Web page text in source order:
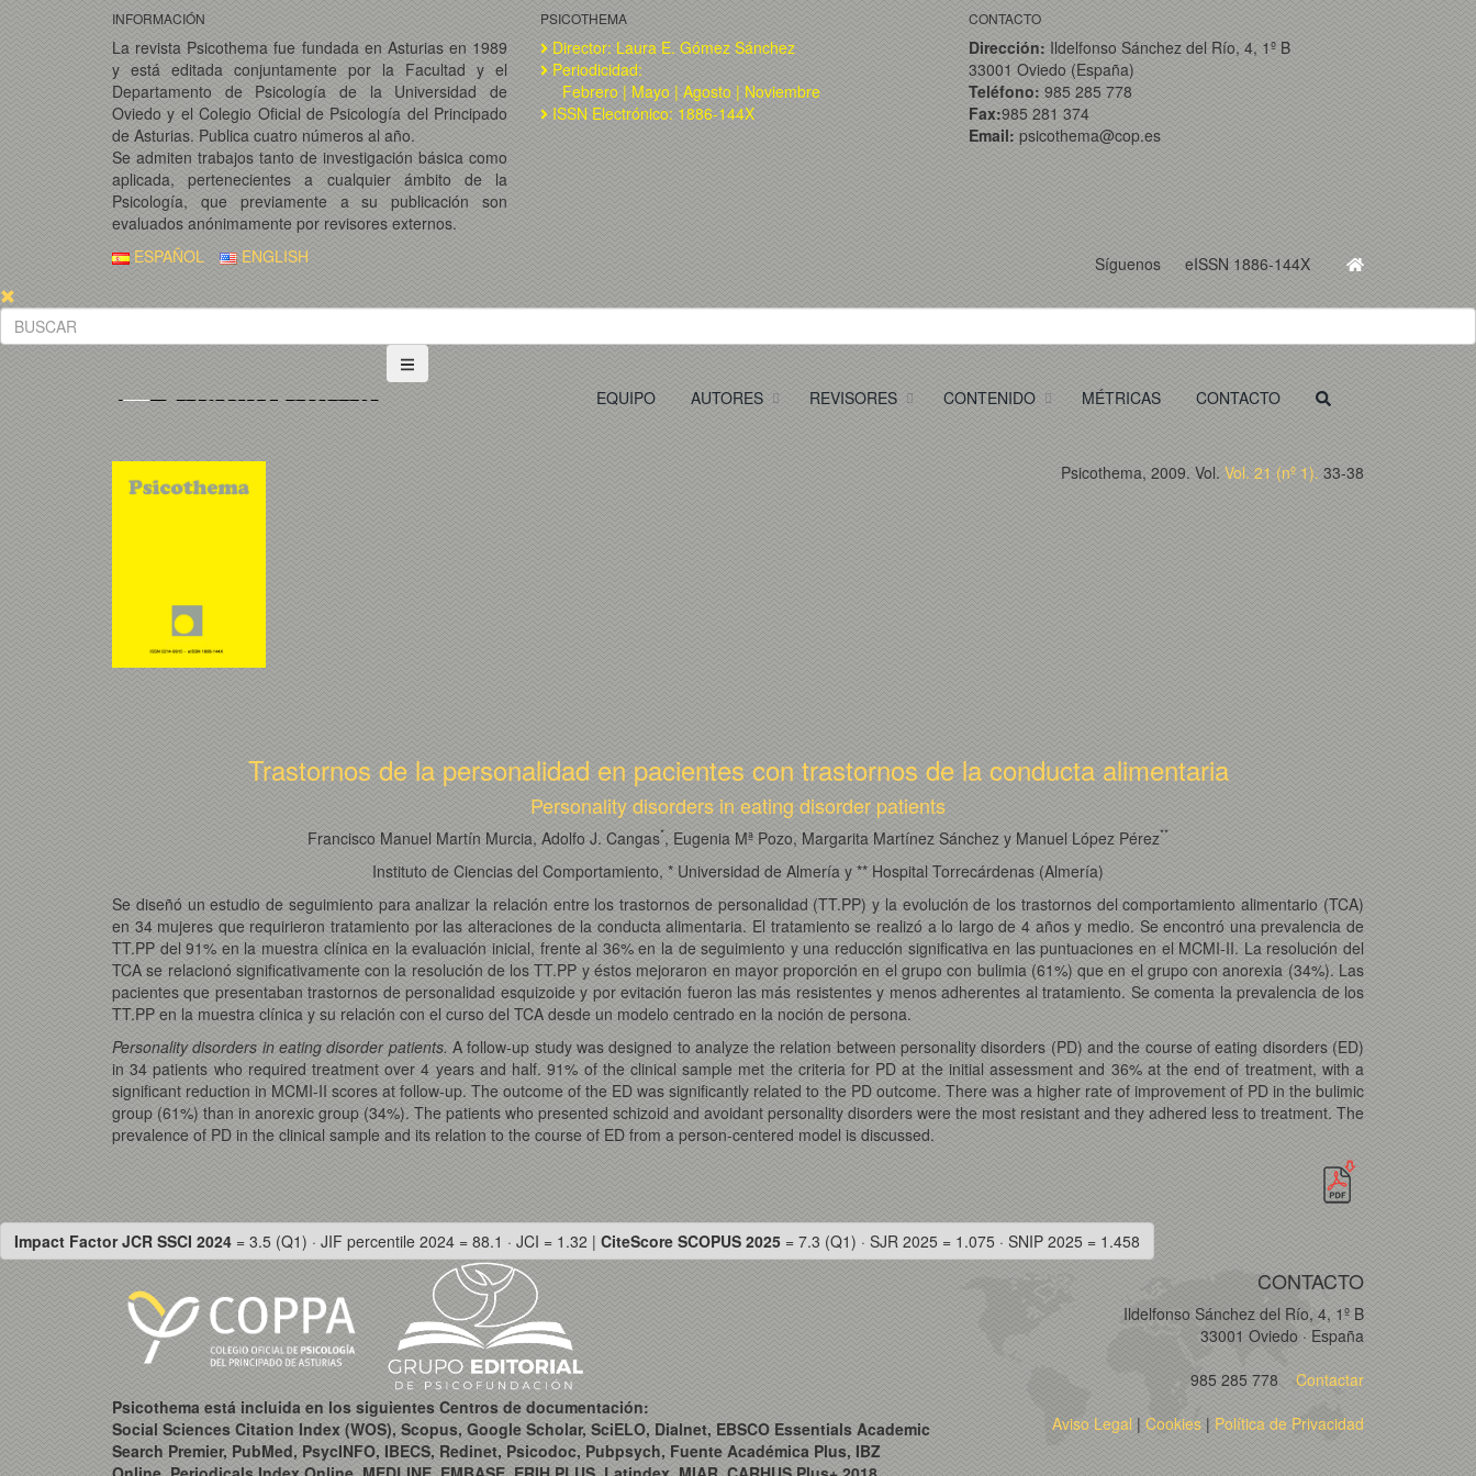
INFORMACIÓN
La revista Psicothema fue fundada en Asturias en 1989
y está editada conjuntamente por la Facultad y el
Departamento de Psicología de la Universidad de
Oviedo y el Colegio Oficial de Psicología del Principado
de Asturias. Publica cuatro números al año.
Se admiten trabajos tanto de investigación básica como
aplicada, pertenecientes a cualquier ámbito de la
Psicología, que previamente a su publicación son
evaluados anónimamente por revisores externos.
PSICOTHEMA
Director: Laura E. Gómez Sánchez
Periodicidad:
Febrero | Mayo | Agosto | Noviembre
ISSN Electrónico: 1886-144X
CONTACTO
Dirección: Ildelfonso Sánchez del Río, 4, 1º B
33001 Oviedo (España)
Teléfono: 985 285 778
Fax:985 281 374
Email: psicothema@cop.es
Síguenos eISSN 1886-144X
ESPAÑOL ENGLISH
EQUIPO AUTORES REVISORES CONTENIDO MÉTRICAS CONTACTO
Psicothema, 2009. Vol. Vol. 21 (nº 1). 33-38
Trastornos de la personalidad en pacientes con trastornos de la conducta alimentaria
Personality disorders in eating disorder patients
Francisco Manuel Martín Murcia, Adolfo J. Cangas*, Eugenia Mª Pozo, Margarita Martínez Sánchez y Manuel López Pérez**
Instituto de Ciencias del Comportamiento, * Universidad de Almería y ** Hospital Torrecárdenas (Almería)
Se diseñó un estudio de seguimiento para analizar la relación entre los trastornos de personalidad (TT.PP) y la evolución de los trastornos del comportamiento alimentario (TCA)
en 34 mujeres que requirieron tratamiento por las alteraciones de la conducta alimentaria. El tratamiento se realizó a lo largo de 4 años y medio. Se encontró una prevalencia de
TT.PP del 91% en la muestra clínica en la evaluación inicial, frente al 36% en la de seguimiento y una reducción significativa en las puntuaciones en el MCMI-II. La resolución del
TCA se relacionó significativamente con la resolución de los TT.PP y éstos mejoraron en mayor proporción en el grupo con bulimia (61%) que en el grupo con anorexia (34%). Las
pacientes que presentaban trastornos de personalidad esquizoide y por evitación fueron las más resistentes y menos adherentes al tratamiento. Se comenta la prevalencia de los
TT.PP en la muestra clínica y su relación con el curso del TCA desde un modelo centrado en la noción de persona.
Personality disorders in eating disorder patients. A follow-up study was designed to analyze the relation between personality disorders (PD) and the course of eating disorders (ED)
in 34 patients who required treatment over 4 years and half. 91% of the clinical sample met the criteria for PD at the initial assessment and 36% at the end of treatment, with a
significant reduction in MCMI-II scores at follow-up. The outcome of the ED was significantly related to the PD outcome. There was a higher rate of improvement of PD in the bulimic
group (61%) than in anorexic group (34%). The patients who presented schizoid and avoidant personality disorders were the most resistant and they adhered less to treatment. The
prevalence of PD in the clinical sample and its relation to the course of ED from a person-centered model is discussed.
Impact Factor JCR SSCI 2024 = 3.5 (Q1) · JIF percentile 2024 = 88.1 · JCI = 1.32 | CiteScore SCOPUS 2025 = 7.3 (Q1) · SJR 2025 = 1.075 · SNIP 2025 = 1.458
Psicothema está incluida en los siguientes Centros de documentación:
Social Sciences Citation Index (WOS), Scopus, Google Scholar, SciELO, Dialnet, EBSCO Essentials Academic
Search Premier, PubMed, PsycINFO, IBECS, Redinet, Psicodoc, Pubpsych, Fuente Académica Plus, IBZ
CONTACTO
Ildelfonso Sánchez del Río, 4, 1º B
33001 Oviedo · España
985 285 778 Contactar
Aviso Legal | Cookies | Política de Privacidad